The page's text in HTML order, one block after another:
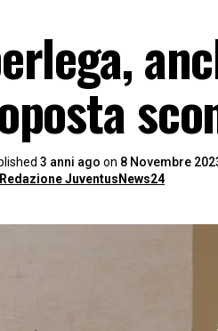
3 anni ago on 8 Novembre
Redazione JuventusNews24